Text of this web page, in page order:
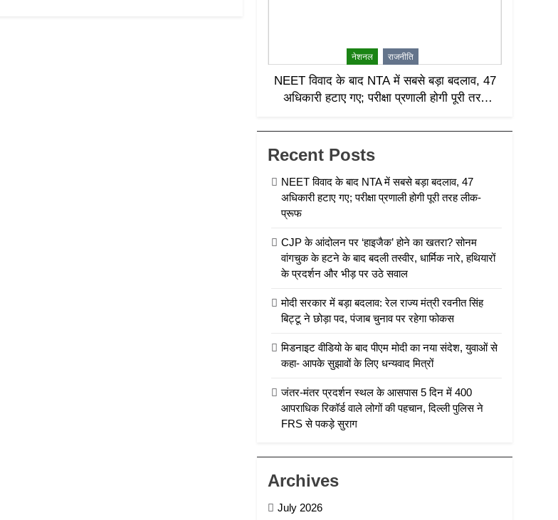
नेशनल राजनीति
NEET विवाद के बाद NTA में सबसे बड़ा बदलाव, 47
अधिकारी हटाए गए; परीक्षा प्रणाली होगी पूरी तरह
Recent Posts
NEET विवाद के बाद NTA में सबसे बड़ा बदलाव, 47
अधिकारी हटाए गए; परीक्षा प्रणाली होगी पूरी तरह लीक-
प्रूफ
CJP के आंदोलन पर ‘हाइजैक’ होने का खतरा? सोनम
वांगचुक के हटने के बाद बदली तस्वीर, धार्मिक नारे, हथियारों
के प्रदर्शन और भीड़ पर उठे सवाल
मोदी सरकार में बड़ा बदलाव: रेल राज्य मंत्री रवनीत सिंह
बिट्टू ने छोड़ा पद, पंजाब चुनाव पर रहेगा फोकस
मिडनाइट वीडियो के बाद पीएम मोदी का नया संदेश, युवाओं से
कहा- आपके सुझावों के लिए धन्यवाद मित्रों
जंतर-मंतर प्रदर्शन स्थल के आसपास 5 दिन में 400
आपराधिक रिकॉर्ड वाले लोगों की पहचान, दिल्ली पुलिस ने
FRS से पकड़े सुराग
Archives
July 2026